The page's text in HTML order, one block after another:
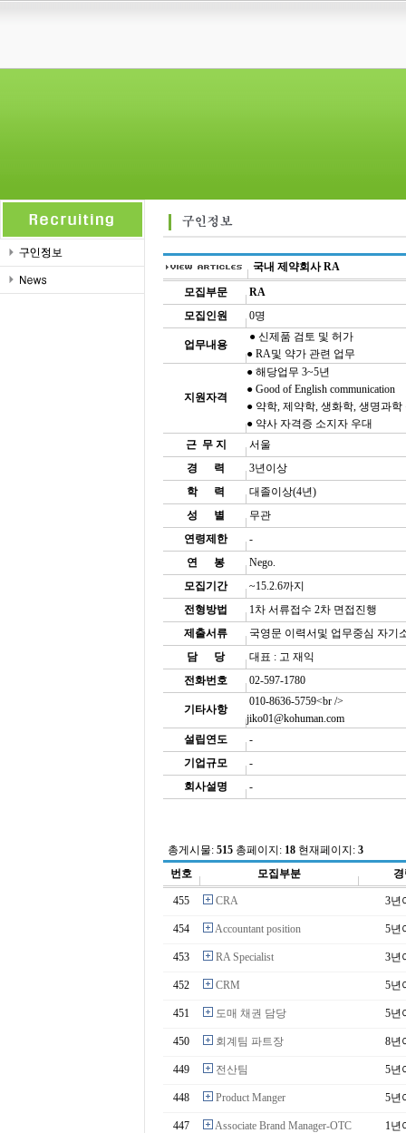
국내 제약회사 RA
모집부문
RA
모집인원
0명
업무내용
● 신제품 검토 및 허가
● RA및 약가 관련 업무
지원자격
● 해당업무 3~5년
● Good of English communication
● 약학, 제약학, 생화학, 생명과
● 약사 자격증 소지자 우대
근 무 지
서울
경
력
3년이상
학...... 력
대졸이상(4년)
성
별
무관
연령제한
-
연
봉
Nego.
모집기간
~15.2.6까지
전형방법
1차 서류접수 2차 면접진행
제출서류
국영문 이력서및 업무중심 자기
담...... 당
대표 : 고 재익
전화번호
02-597-1780
기타사항
010-8636-5759<br />
jiko01@kohuman.com
설립연도
-
기업규모
-
회사설명
-
총게시물: 515 총페이지: 18 현재페이지: 3
번호
모집부분
455 CRA 3년
454 Accountant position 5년
453 RA Specialist 3년
452 CRM 5년
451 도매 채권 담당 5년
450 회계팀 파트장 8년
449 전산팀 5년
448 Product Manger 5년
447 Associate Brand Manager-OTC 1년